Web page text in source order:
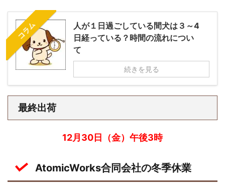
コラム
人が１日過ごしている間犬は３～4
日経っている？時間の流れについ
て
続きを見る
最終出荷
12月30日（金）午後3時
AtomicWorks合同会社の冬季休業